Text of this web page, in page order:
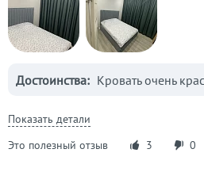
Достоинства: Кровать очень
Показать детали
Это полезный отзыв
3 0